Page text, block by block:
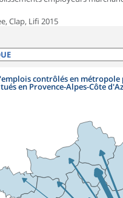
Clap, Lifi 2015
contrôlés en métropole
en Provence-Alpes-Côte